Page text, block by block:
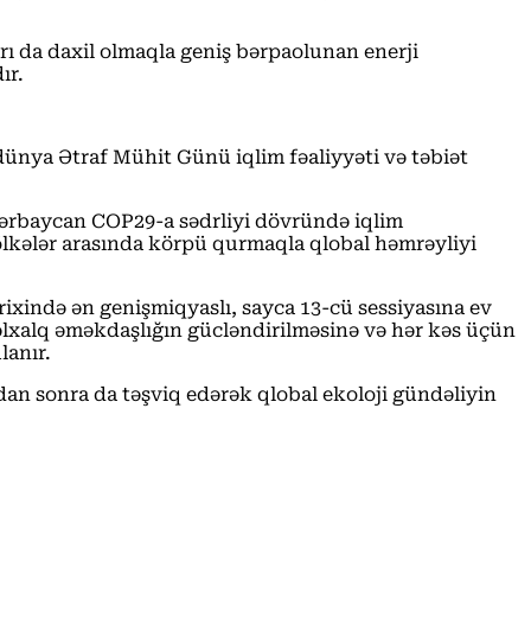
da daxil olmaqla geniş bərpaolunan enerji
Ətraf Mühit Günü iqlim fəaliyyəti və təbiət
COP29-a sədrliyi dövründə iqlim
arasında körpü qurmaqla qlobal həmrəyliyi
ən genişmiqyaslı, sayca 13-cü sessiyasına ev
əməkdaşlığın gücləndirilməsinə və hər kəs üçün
sonra da təşviq edərək qlobal ekoloji gündəliyin